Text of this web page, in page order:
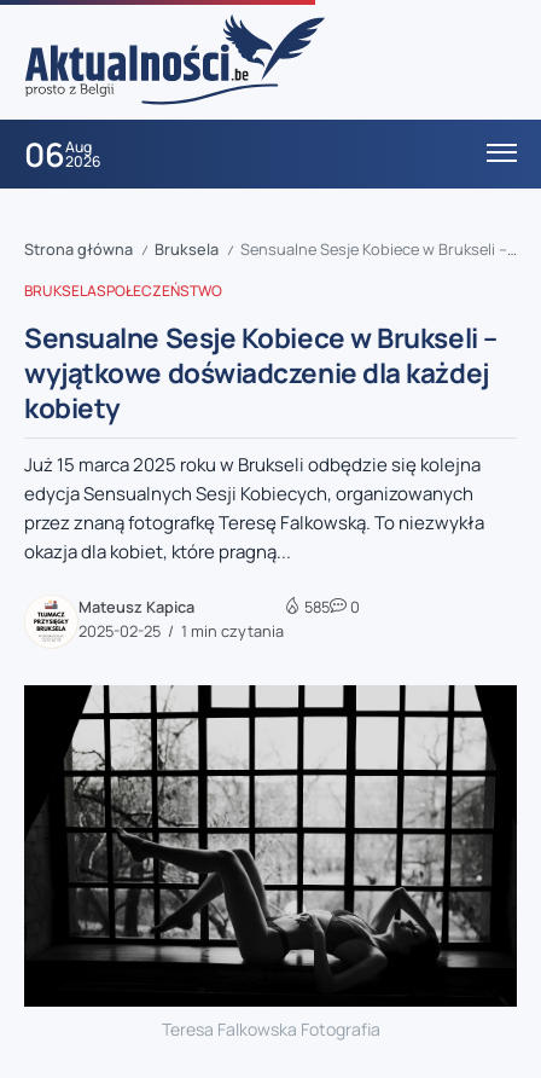
06Aug
2026
Strona główna / Bruksela / Sensualne Sesje Kobiece w Brukseli – wyjątkowe doświadczenie dla każdej kobiety
BRUKSELASPOŁECZEŃSTWO
Sensualne Sesje Kobiece w Brukseli –
wyjątkowe doświadczenie dla każdej
kobiety
Już 15 marca 2025 roku w Brukseli odbędzie się kolejna
edycja Sensualnych Sesji Kobiecych, organizowanych
przez znaną fotografkę Teresę Falkowską. To niezwykła
okazja dla kobiet, które pragną...
Mateusz Kapica
2025-02-25
1 min czytania
585 0
Teresa Falkowska Fotografia